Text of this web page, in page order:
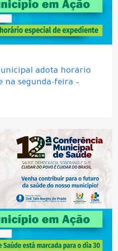
adota horário
na segunda-feira –